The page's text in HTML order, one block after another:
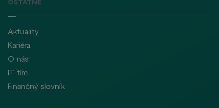
OSTATNÉ
Aktuality
Kariéra
O nás
IT tím
Finančný slovník